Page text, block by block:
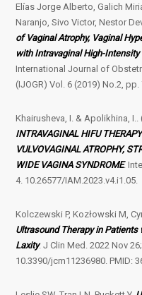
Elías Jorge Alberto, Galich
Naranjo, Sivo Victor, Nestor
of Vaginal Atrophy, Vaginal
with Intravaginal High-
International Journal of
(IJOGR) Vol. 6 (2019) No.2, pp.
Khairusheva, I. & Apolikhina, I..
INTRAVAGINAL HIFU
VULVOVAGINAL ATROPHY,
WIDE VAGINA SYNDROME.
4. 10.26577/IAM.2023.v4.i1.05.
Kolczewski P, Kozłowski M,
Ultrasound Therapy in
Laxity. J Clin Med. 2022 Nov
10.3390/jcm11236980. PMID: